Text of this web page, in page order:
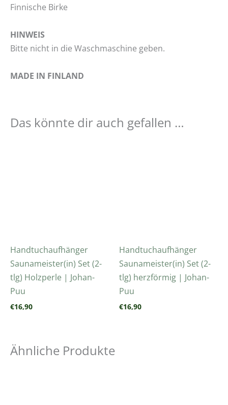
Finnische Birke
HINWEIS
Bitte nicht in die Waschmaschine geben.
MADE IN FINLAND
Das könnte dir auch gefallen …
Handtuchaufhänger
Saunameister(in) Set (2-
tlg) Holzperle | Johan-
Puu
€16,90
Handtuchaufhänger
Saunameister(in) Set (2-
tlg) herzförmig | Johan-
Puu
€16,90
Ähnliche Produkte